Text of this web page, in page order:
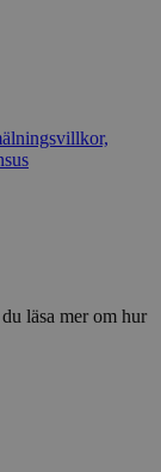
läsa mer om hur